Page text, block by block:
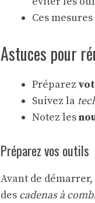
Ces
Astuces pour
Préparez
Suivez la
Notez les
Préparez vos outils
Avant de
des cadenas à